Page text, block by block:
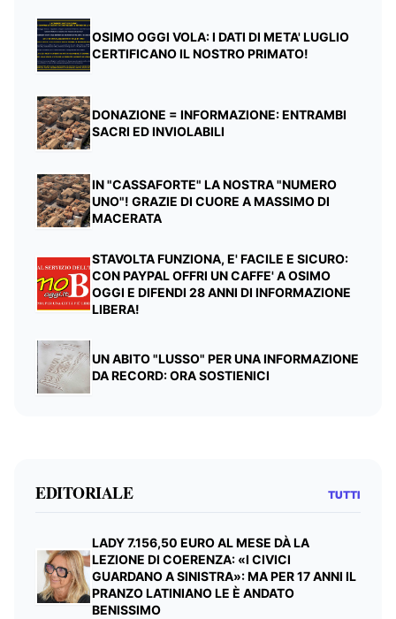
OSIMO OGGI VOLA: I DATI DI META' LUGLIO
CERTIFICANO IL NOSTRO PRIMATO!
DONAZIONE = INFORMAZIONE: ENTRAMBI
SACRI ED INVIOLABILI
IN "CASSAFORTE" LA NOSTRA "NUMERO
UNO"! GRAZIE DI CUORE A MASSIMO DI
MACERATA
STAVOLTA FUNZIONA, E' FACILE E SICURO:
CON PAYPAL OFFRI UN CAFFE' A OSIMO
OGGI E DIFENDI 28 ANNI DI INFORMAZIONE
LIBERA!
UN ABITO "LUSSO" PER UNA INFORMAZIONE
DA RECORD: ORA SOSTIENICI
EDITORIALE TUTTI
LADY 7.156,50 EURO AL MESE DÀ LA
LEZIONE DI COERENZA: «I CIVICI
GUARDANO A SINISTRA»: MA PER 17 ANNI IL
PRANZO LATINIANO LE È ANDATO
BENISSIMO